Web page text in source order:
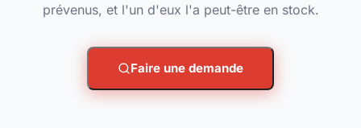
prévenus, et l'un d'eux l'a peut-être en stock.
Faire une demande